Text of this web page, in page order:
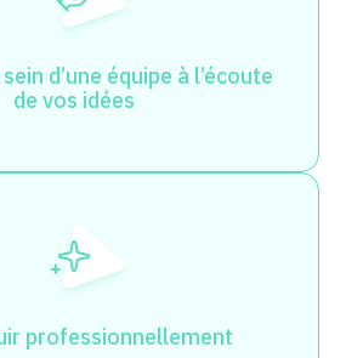
d’une équipe à l’écoute
de vos idées
professionnellement